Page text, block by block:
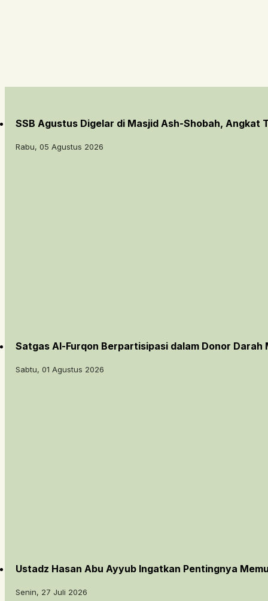
SSB Agustus Digelar di Masjid Ash-Shobah, Angkat
Rabu, 05 Agustus 2026
Satgas Al-Furqon Berpartisipasi dalam Donor Darah
Sabtu, 01 Agustus 2026
Ustadz Hasan Abu Ayyub Ingatkan Pentingnya
Senin, 27 Juli 2026